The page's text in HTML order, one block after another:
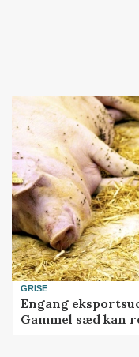
GRISE
Engang
Gammel sæd kan